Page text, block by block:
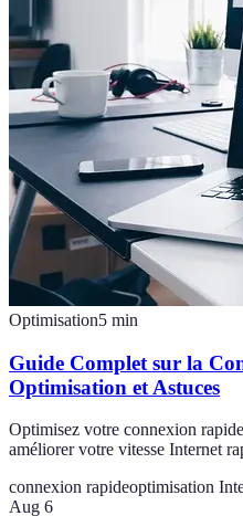
Optimisation5 min
Guide Complet sur la
Optimisation et Astuces
Optimisez votre connexion
améliorer votre vitesse Internet
connexion rapideoptimisation
Aug 6